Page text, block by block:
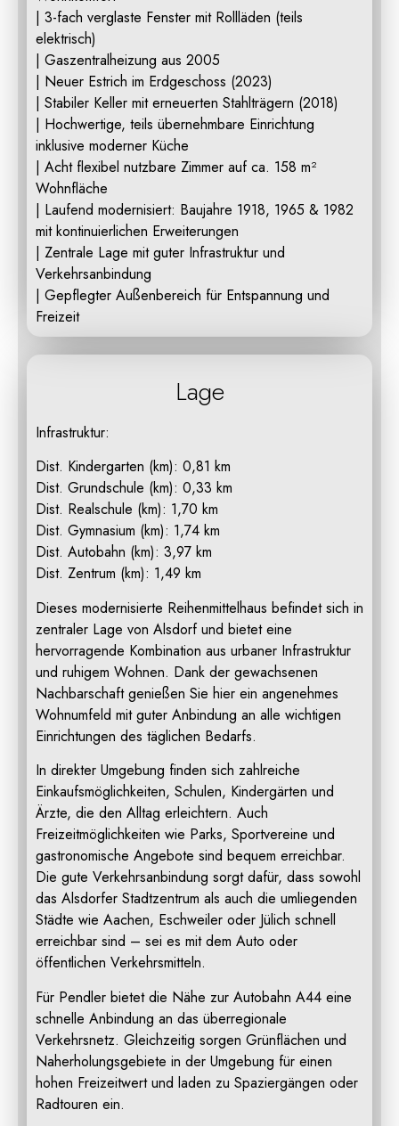
| 3-fach verglaste Fenster mit Rollläden (teils
elektrisch)
| Gaszentralheizung aus 2005
| Neuer Estrich im Erdgeschoss (2023)
| Stabiler Keller mit erneuerten Stahlträgern (2018)
| Hochwertige, teils übernehmbare Einrichtung
inklusive moderner Küche
| Acht flexibel nutzbare Zimmer auf ca. 158 m²
Wohnfläche
| Laufend modernisiert: Baujahre 1918, 1965 & 1982
mit kontinuierlichen Erweiterungen
| Zentrale Lage mit guter Infrastruktur und
Verkehrsanbindung
| Gepflegter Außenbereich für Entspannung und
Freizeit
Lage
Infrastruktur:
Dist. Kindergarten (km): 0,81 km
Dist. Grundschule (km): 0,33 km
Dist. Realschule (km): 1,70 km
Dist. Gymnasium (km): 1,74 km
Dist. Autobahn (km): 3,97 km
Dist. Zentrum (km): 1,49 km
Dieses modernisierte Reihenmittelhaus befindet sich in
zentraler Lage von Alsdorf und bietet eine
hervorragende Kombination aus urbaner Infrastruktur
und ruhigem Wohnen. Dank der gewachsenen
Nachbarschaft genießen Sie hier ein angenehmes
Wohnumfeld mit guter Anbindung an alle wichtigen
Einrichtungen des täglichen Bedarfs.
In direkter Umgebung finden sich zahlreiche
Einkaufsmöglichkeiten, Schulen, Kindergärten und
Ärzte, die den Alltag erleichtern. Auch
Freizeitmöglichkeiten wie Parks, Sportvereine und
gastronomische Angebote sind bequem erreichbar.
Die gute Verkehrsanbindung sorgt dafür, dass sowohl
das Alsdorfer Stadtzentrum als auch die umliegenden
Städte wie Aachen, Eschweiler oder Jülich schnell
erreichbar sind – sei es mit dem Auto oder
öffentlichen Verkehrsmitteln.
Für Pendler bietet die Nähe zur Autobahn A44 eine
schnelle Anbindung an das überregionale
Verkehrsnetz. Gleichzeitig sorgen Grünflächen und
Naherholungsgebiete in der Umgebung für einen
hohen Freizeitwert und laden zu Spaziergängen oder
Radtouren ein.